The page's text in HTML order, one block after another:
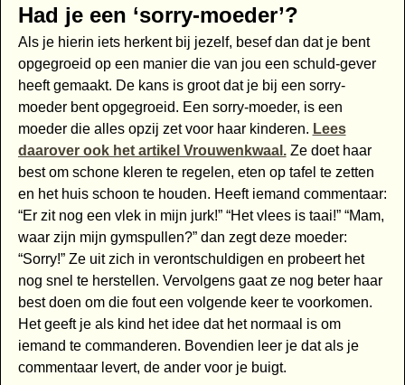
Had je een ‘sorry-moeder’?
Als je hierin iets herkent bij jezelf, besef dan dat je bent
opgegroeid op een manier die van jou een schuld-gever
heeft gemaakt. De kans is groot dat je bij een sorry-
moeder bent opgegroeid. Een sorry-moeder, is een
moeder die alles opzij zet voor haar kinderen. Lees
daarover ook het artikel Vrouwenkwaal.Ze doet haar
best om schone kleren te regelen, eten op tafel te zetten
en het huis schoon te houden. Heeft iemand commentaar:
“Er zit nog een vlek in mijn jurk!” “Het vlees is taai!” “Mam,
waar zijn mijn gymspullen?” dan zegt deze moeder:
“Sorry!” Ze uit zich in verontschuldigen en probeert het
nog snel te herstellen. Vervolgens gaat ze nog beter haar
best doen om die fout een volgende keer te voorkomen.
Het geeft je als kind het idee dat het normaal is om
iemand te commanderen. Bovendien leer je dat als je
commentaar levert, de ander voor je buigt.